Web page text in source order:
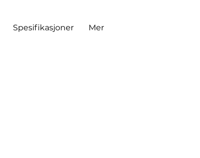
Spesifikasjoner Mer